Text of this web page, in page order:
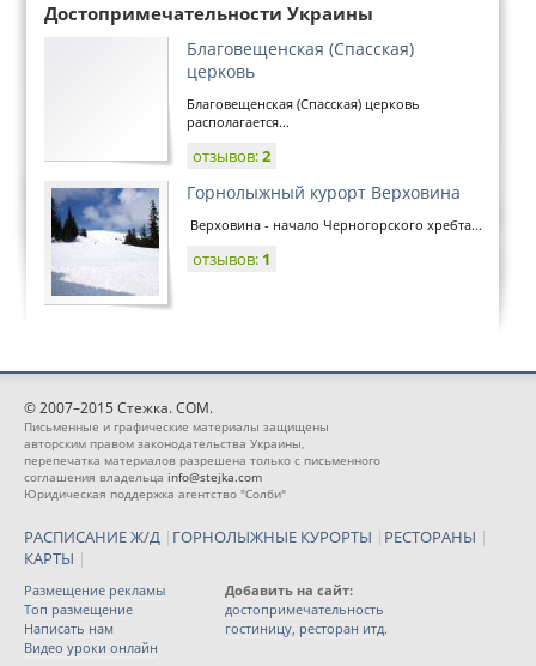
Достопримечательности Украины
Благовещенская (Спасская)
церковь
Благовещенская (Спасская) церковь
располагается...
отзывов:2
Горнолыжный курорт Верховина
Верховина - начало Черногорского хребта...
отзывов: 1
© 2007–2015 Стежка. COM.
Письменные и графические материалы защищены
авторским правом законодательства Украины,
перепечатка материалов разрешена только с письменного
соглашения владельца info@stejka.com
Юридическая поддержка агентство "Солби"
РАСПИСАНИЕ Ж/Д | ГОРНОЛЫЖНЫЕ КУРОРТЫ | РЕСТОРАНЫ |
КАРТЫ |
Размещение рекламы
Топ размещение
Написать нам
Видео уроки онлайн
Добавить на сайт:
достопримечательность
гостиницу, ресторан итд.